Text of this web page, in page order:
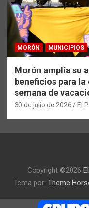
MORÓN MUNICIPIOS
Morón amplía su
beneficios para
semana de
30 de julio de 2026 El
Copyright ©2026
Tema por: Theme